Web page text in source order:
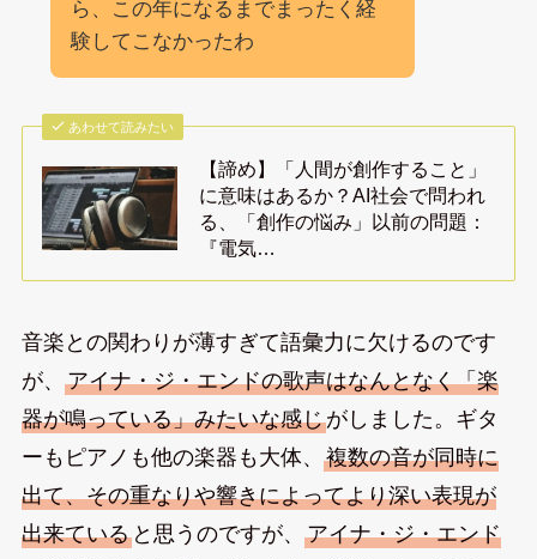
ら、この年になるまでまったく経
験してこなかったわ
あわせて読みたい
【諦め】「人間が創作すること」
に意味はあるか？AI社会で問われ
る、「創作の悩み」以前の問題：
『電気…
音楽との関わりが薄すぎて語彙力に欠けるのです
が、 アイナ・ジ・エンドの歌声はなんとなく「楽
器が鳴っている」みたいな感じがしました。ギタ
ーもピアノも他の楽器も大体、 複数の音が同時に
出て、その重なりや響きによってより深い表現が
出来ていると思うのですが、 アイナ・ジ・エンド